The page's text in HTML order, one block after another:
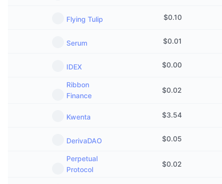
Flying Tulip $0.10
Serum $0.01
IDEX $0.00
Ribbon
Finance
$0.02
Kwenta $3.54
DerivaDAO $0.05
Perpetual
Protocol
$0.02